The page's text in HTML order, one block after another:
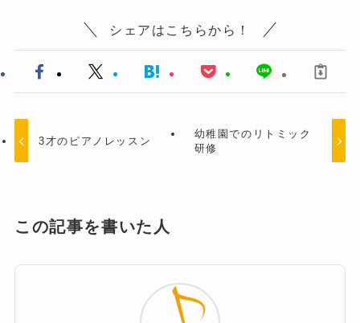
シェアはこちらから！
3才のピアノレッスン
幼稚園でのリトミック
研修
この記事を書いた人